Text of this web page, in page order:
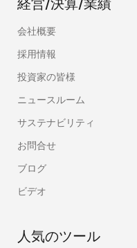
会社概要
採用情報
投資家の皆様
ニュースルーム
サステナビリティ
お問合せ
ブログ
ビデオ
人気のツール